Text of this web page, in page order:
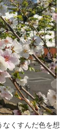
なくすんだ色を想